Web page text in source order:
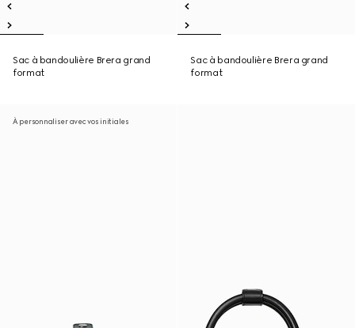
Sac à bandoulière Brera grand
format
Sac à bandoulière Brera grand
format
À personnaliser avec vos initiales